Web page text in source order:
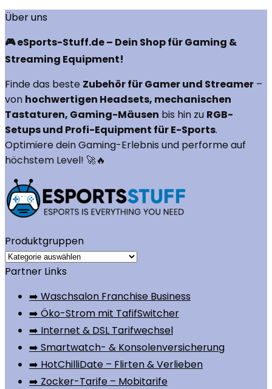
Über uns
🎮 eSports-Stuff.de – Dein Shop für Gaming &
Streaming Equipment!
Finde das beste Zubehör für Gamer und Streamer –
von hochwertigen Headsets, mechanischen
Tastaturen, Gaming-Mäusen bis hin zu RGB-
Setups und Profi-Equipment für E-Sports.
Optimiere dein Gaming-Erlebnis und performe auf
höchstem Level! 🚀🔥
Produktgruppen
Partner Links
➡️ Waschsalon Franchise Business
➡️ Öko-Strom mit TafifSwitcher
➡️ Internet & DSL Tarifwechsel
➡️ Smartwatch- & Konsolenversicherung
➡️ HotChilliDate – Flirten & Verlieben
➡️ Zocker-Tarife – Mobitarife